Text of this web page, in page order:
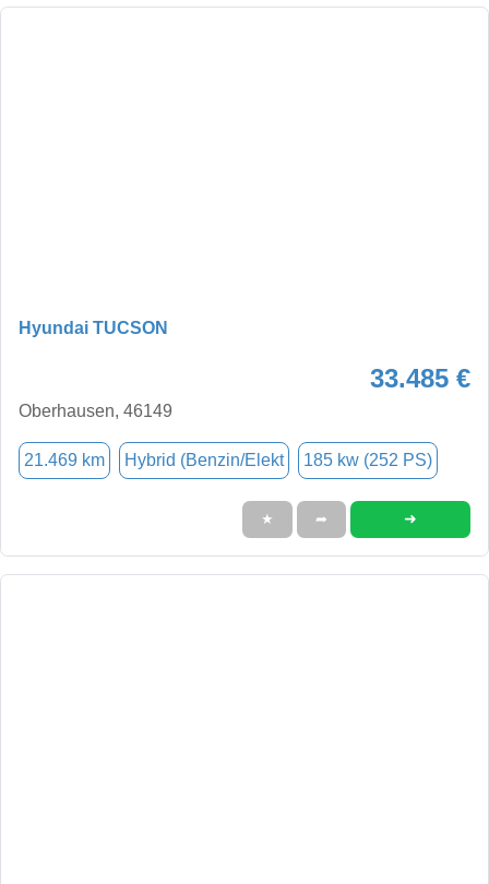
Hyundai TUCSON
33.485 €
Oberhausen, 46149
21.469 km Hybrid (Benzin/Elekt 185 kw (252 PS)
★ ➦ ➜